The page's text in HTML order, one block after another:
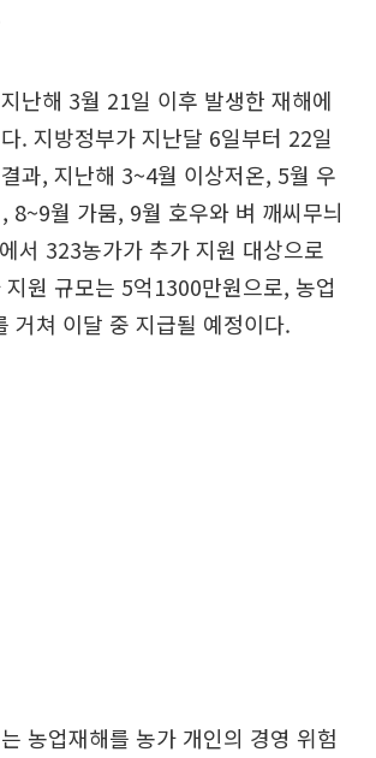
난해 3월 21일 이후 발생한 재해에
. 지방정부가 지난달 6일부터 22일
과, 지난해 3~4월 이상저온, 5월 우
8~9월 가뭄, 9월 호우와 벼 깨씨무늬
서 323농가가 추가 지원 대상으로
원 규모는 5억1300만원으로, 농업
거쳐 이달 중 지급될 예정이다.
농업재해를 농가 개인의 경영 위험